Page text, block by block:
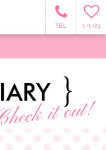
TEL いいね